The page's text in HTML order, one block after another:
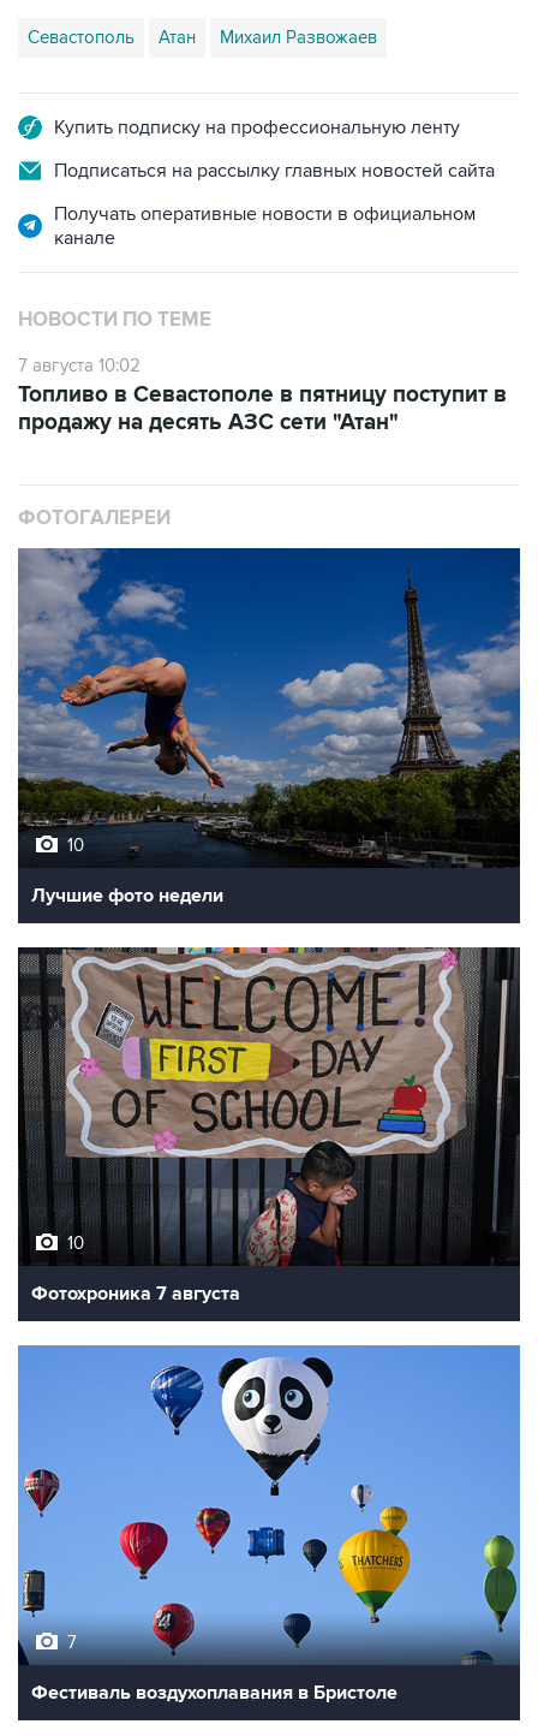
Севастополь Атан Михаил Развожаев
Купить подписку на профессиональную ленту
Подписаться на рассылку главных новостей сайта
Получать оперативные новости в официальном
канале
НОВОСТИ ПО ТЕМЕ
7 августа 10:02
Топливо в Севастополе в пятницу поступит в
продажу на десять АЗС сети "Атан"
ФОТОГАЛЕРЕИ
10
Лучшие фото недели
10
Фотохроника 7 августа
7
Фестиваль воздухоплавания в Бристоле